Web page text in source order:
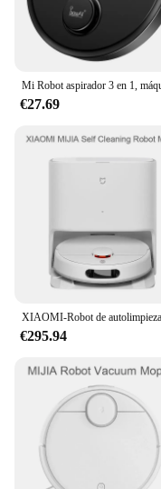
€27.69
€295.94